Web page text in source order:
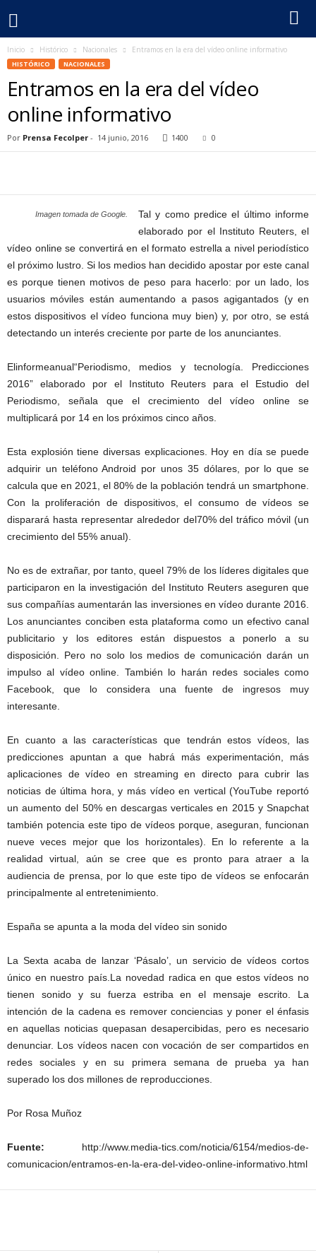
Inicio Histórico Nacionales Entramos en la era del vídeo online informativo
HISTÓRICO NACIONALES
Entramos en la era del vídeo
online informativo
Por Prensa Fecolper - 14 junio, 2016 1400 0
Imagen tomada de Google.
Tal y como predice el último informe
elaborado por el Instituto Reuters, el
vídeo online se convertirá en el formato estrella a nivel periodístico
el próximo lustro. Si los medios han decidido apostar por este canal
es porque tienen motivos de peso para hacerlo: por un lado, los
usuarios móviles están aumentando a pasos agigantados (y en
estos dispositivos el vídeo funciona muy bien) y, por otro, se está
detectando un interés creciente por parte de los anunciantes.
Elinformeanual“Periodismo, medios y tecnología. Predicciones
2016” elaborado por el Instituto Reuters para el Estudio del
Periodismo, señala que el crecimiento del vídeo online se
multiplicará por 14 en los próximos cinco años.
Esta explosión tiene diversas explicaciones. Hoy en día se puede
adquirir un teléfono Android por unos 35 dólares, por lo que se
calcula que en 2021, el 80% de la población tendrá un smartphone.
Con la proliferación de dispositivos, el consumo de vídeos se
disparará hasta representar alrededor del70% del tráfico móvil (un
crecimiento del 55% anual).
No es de extrañar, por tanto, queel 79% de los líderes digitales que
participaron en la investigación del Instituto Reuters aseguren que
sus compañías aumentarán las inversiones en vídeo durante 2016.
Los anunciantes conciben esta plataforma como un efectivo canal
publicitario y los editores están dispuestos a ponerlo a su
disposición. Pero no solo los medios de comunicación darán un
impulso al vídeo online. También lo harán redes sociales como
Facebook, que lo considera una fuente de ingresos muy
interesante.
En cuanto a las características que tendrán estos vídeos, las
predicciones apuntan a que habrá más experimentación, más
aplicaciones de vídeo en streaming en directo para cubrir las
noticias de última hora, y más vídeo en vertical (YouTube reportó
un aumento del 50% en descargas verticales en 2015 y Snapchat
también potencia este tipo de vídeos porque, aseguran, funcionan
nueve veces mejor que los horizontales). En lo referente a la
realidad virtual, aún se cree que es pronto para atraer a la
audiencia de prensa, por lo que este tipo de vídeos se enfocarán
principalmente al entretenimiento.
España se apunta a la moda del vídeo sin sonido
La Sexta acaba de lanzar ‘Pásalo’, un servicio de vídeos cortos
único en nuestro país.La novedad radica en que estos vídeos no
tienen sonido y su fuerza estriba en el mensaje escrito. La
intención de la cadena es remover conciencias y poner el énfasis
en aquellas noticias quepasan desapercibidas, pero es necesario
denunciar. Los vídeos nacen con vocación de ser compartidos en
redes sociales y en su primera semana de prueba ya han
superado los dos millones de reproducciones.
Por Rosa Muñoz
Fuente: http://www.media-tics.com/noticia/6154/medios-de-
comunicacion/entramos-en-la-era-del-video-online-informativo.html